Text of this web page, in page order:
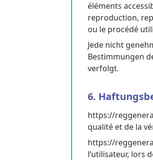
éléments
reproduction,
ou le procédé
Jede nicht
Bestimmungen
verfolgt.
6.
https://
qualité et de la
https://
l’utilisateur, lors